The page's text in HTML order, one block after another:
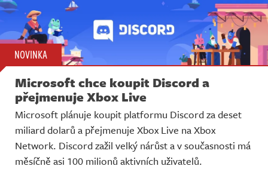
NOVINKA
Microsoft chce koupit Discord a
přejmenuje Xbox Live
Microsoft plánuje koupit platformu Discord za deset
miliard dolarů a přejmenuje Xbox Live na Xbox
Network. Discord zažil velký nárůst a v současnosti má
měsíčně asi 100 milionů aktivních uživatelů.